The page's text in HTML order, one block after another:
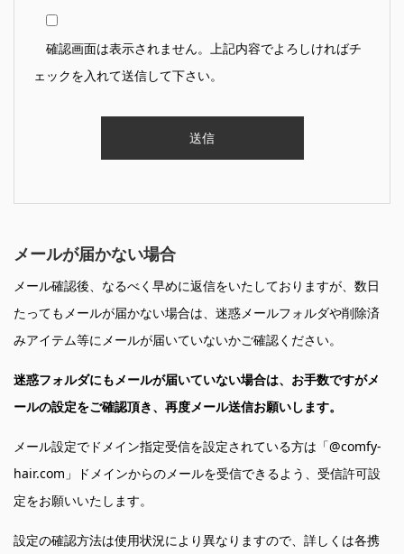
確認画面は表示されません。上記内容でよろしければチ
ェックを入れて送信して下さい。
メールが届かない場合
メール確認後、なるべく早めに返信をいたしておりますが、数日
たってもメールが届かない場合は、迷惑メールフォルダや削除済
みアイテム等にメールが届いていないかご確認ください。
迷惑フォルダにもメールが届いていない場合は、お手数ですがメ
ールの設定をご確認頂き、再度メール送信お願いします。
メール設定でドメイン指定受信を設定されている方は「@comfy-
hair.com」ドメインからのメールを受信できるよう、受信許可設
定をお願いいたします。
設定の確認方法は使用状況により異なりますので、詳しくは各携